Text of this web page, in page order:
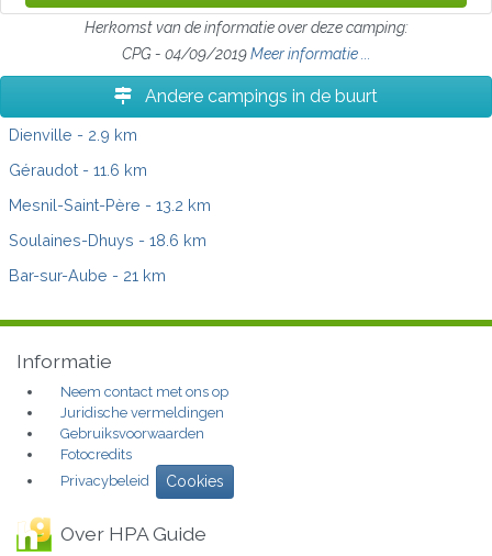
Herkomst van de informatie over deze camping:
CPG - 04/09/2019Meer informatie ...
Andere campings in de buurt
Dienville - 2.9 km
Géraudot - 11.6 km
Mesnil-Saint-Père - 13.2 km
Soulaines-Dhuys - 18.6 km
Bar-sur-Aube - 21 km
Informatie
Neem contact met ons op
Juridische vermeldingen
Gebruiksvoorwaarden
Fotocredits
Privacybeleid
Cookies
Over HPA Guide